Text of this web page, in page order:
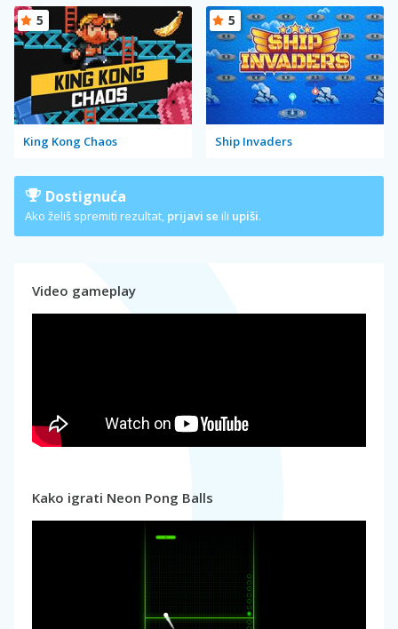
King Kong Chaos
5
Ship Invaders
5
Dostignuća
Ako želiš spremiti rezultat, prijavi se ili upiši.
Video gameplay
Kako igrati Neon Pong Balls